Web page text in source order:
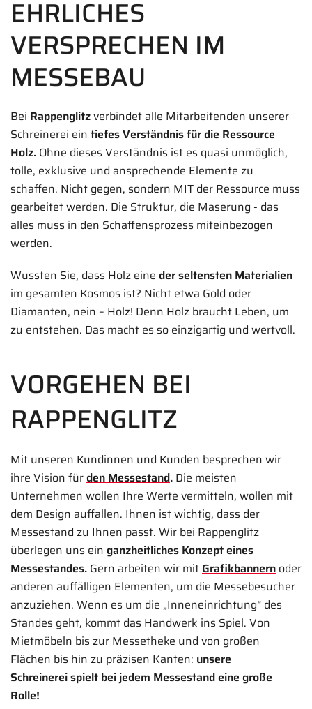
EHRLICHES
VERSPRECHEN IM
MESSEBAU
Bei Rappenglitzverbindet alle Mitarbeitenden unserer
Schreinerei ein tiefes Verständnis für die Ressource
Holz. Ohne dieses Verständnis ist es quasi unmöglich,
tolle, exklusive und ansprechende Elemente zu
schaffen. Nicht gegen, sondern MIT der Ressource muss
gearbeitet werden. Die Struktur, die Maserung - das
alles muss in den Schaffensprozess miteinbezogen
werden.
Wussten Sie, dass Holz eine der seltensten Materialien
im gesamten Kosmos ist? Nicht etwa Gold oder
Diamanten, nein – Holz! Denn Holz braucht Leben, um
zu entstehen. Das macht es so einzigartig und wertvoll.
VORGEHEN BEI
RAPPENGLITZ
Mit unseren Kundinnen und Kunden besprechen wir
ihre Vision fürden Messestand. Die meisten
Unternehmen wollen Ihre Werte vermitteln, wollen mit
dem Design auffallen. Ihnen ist wichtig, dass der
Messestand zu Ihnen passt. Wir bei Rappenglitz
überlegen uns ein ganzheitliches Konzept eines
Messestandes. Gern arbeiten wir mitGrafikbannern oder
anderen auffälligen Elementen, um die Messebesucher
anzuziehen. Wenn es um die „Inneneinrichtung“ des
Standes geht, kommt das Handwerk ins Spiel. Von
Mietmöbeln bis zur Messetheke und von großen
Flächen bis hin zu präzisen Kanten: unsere
Schreinerei spielt bei jedem Messestand eine große
Rolle!